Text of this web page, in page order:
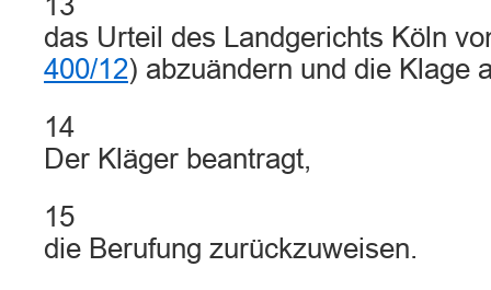
das Urteil des Landgerichts Köln
400/12) abzuändern und die Klage
14
Der Kläger beantragt,
15
die Berufung zurückzuweisen.